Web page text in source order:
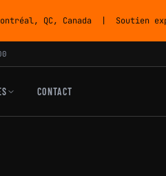
QC, Canada | Soutien
CONTACT